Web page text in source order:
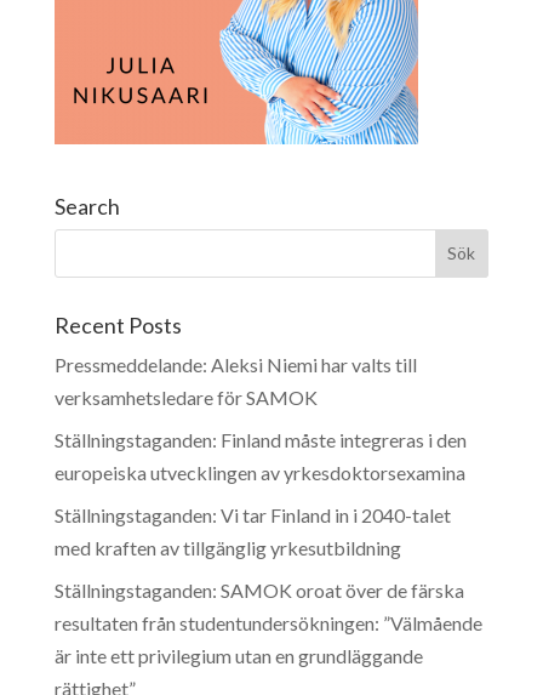
Search
Recent Posts
Pressmeddelande: Aleksi Niemi har valts till
verksamhetsledare för SAMOK
Ställningstaganden: Finland måste integreras i den
europeiska utvecklingen av yrkesdoktorsexamina
Ställningstaganden: Vi tar Finland in i 2040-talet
med kraften av tillgänglig yrkesutbildning
Ställningstaganden: SAMOK oroat över de färska
resultaten från studentundersökningen: ”Välmående
är inte ett privilegium utan en grundläggande
rättighet”